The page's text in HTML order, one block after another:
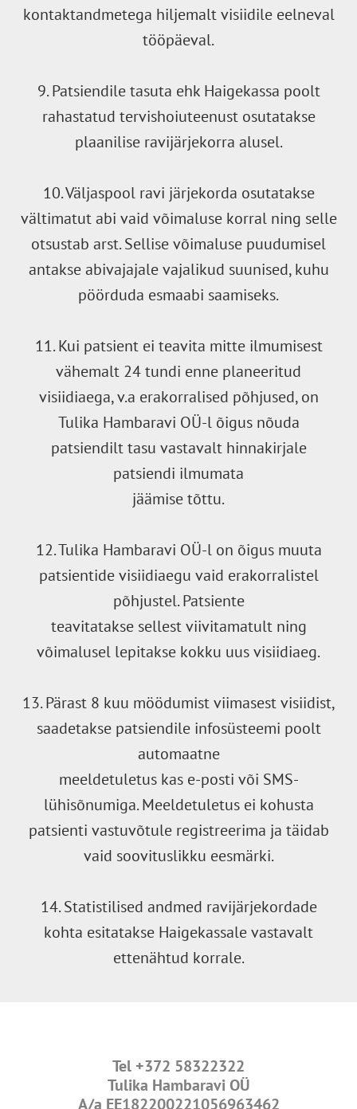
kontaktandmetega hiljemalt visiidile eelneval
tööpäeval.
9. Patsiendile tasuta ehk Haigekassa poolt
rahastatud tervishoiuteenust osutatakse
plaanilise ravijärjekorra alusel.
10. Väljaspool ravi järjekorda osutatakse
vältimatut abi vaid võimaluse korral ning selle
otsustab arst. Sellise võimaluse puudumisel
antakse abivajajale vajalikud suunised, kuhu
pöörduda esmaabi saamiseks.
11. Kui patsient ei teavita mitte ilmumisest
vähemalt 24 tundi enne planeeritud
visiidiaega, v.a erakorralised põhjused, on
Tulika Hambaravi OÜ-l õigus nõuda
patsiendilt tasu vastavalt hinnakirjale
patsiendi ilmumata
jäämise tõttu.
12. Tulika Hambaravi OÜ-l on õigus muuta
patsientide visiidiaegu vaid erakorralistel
põhjustel. Patsiente
teavitatakse sellest viivitamatult ning
võimalusel lepitakse kokku uus visiidiaeg.
13. Pärast 8 kuu möödumist viimasest visiidist,
saadetakse patsiendile infosüsteemi poolt
automaatne
meeldetuletus kas e-posti või SMS-
lühisõnumiga. Meeldetuletus ei kohusta
patsienti vastuvõtule registreerima ja täidab
vaid soovituslikku eesmärki.
14. Statistilised andmed ravijärjekordade
kohta esitatakse Haigekassale vastavalt
ettenähtud korrale.
Tel +372 58322322
Tulika Hambaravi OÜ
A/a EE182200221056963462